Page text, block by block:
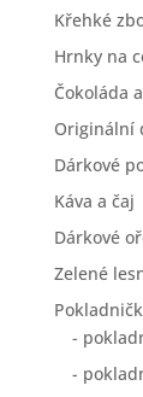
Křehké
Hrnky na
Čokoláda
Originální
Dárkové
Káva a čaj
Dárkové
Zelené
-
-